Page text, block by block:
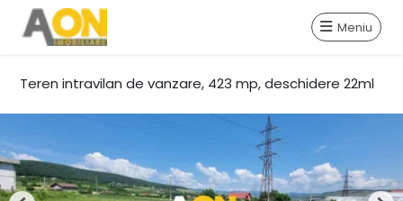
Meniu
Teren intravilan de vanzare, 423 mp, deschidere 22ml